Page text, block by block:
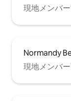
現地メンバ
Normandy
現地メンバ